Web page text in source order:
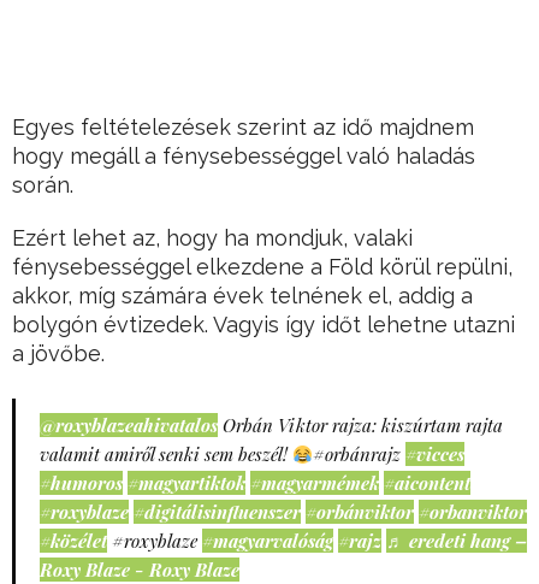
Egyes feltételezések szerint az idő majdnem
hogy megáll a fénysebességgel való haladás
során.
Ezért lehet az, hogy ha mondjuk, valaki
fénysebességgel elkezdene a Föld körül repülni,
akkor, míg számára évek telnének el, addig a
bolygón évtizedek. Vagyis így időt lehetne utazni
a jövőbe.
@roxyblazeahivatalos Orbán Viktor rajza: kiszúrtam rajta
valamit amiről senki sem beszél!
#orbánrajz #vicces
#humoros #magyartiktok #magyarmémek #aicontent
#roxyblaze #digitálisinfluenszer #orbánviktor #orbanviktor
#közélet #roxyblaze #magyarvalóság #rajz ♬ eredeti hang –
Roxy Blaze - Roxy Blaze